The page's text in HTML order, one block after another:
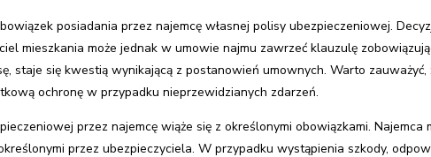
posiadania przez najemcę własnej polisy ubezpieczeniowej.
mieszkania może jednak w umowie najmu zawrzeć klauzulę
staje się kwestią wynikającą z postanowień umownych. Warto
ochronę w przypadku nieprzewidzianych zdarzeń.
przez najemcę wiąże się z określonymi obowiązkami. Najemca
przez ubezpieczyciela. W przypadku wystąpienia szkody,